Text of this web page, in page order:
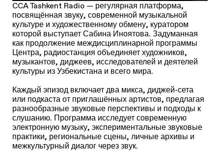
CCA Tashkent Radio — регулярная платформа,
посвящённая звуку, современной музыкальной
культуре и художественному обмену, куратором
которой выступает Сабина Иноятова. Задуманная
как продолжение междисциплинарной программы
Центра, радиостанция объединяет художников,
музыкантов, диджеев, исследователей и деятелей
культуры из Узбекистана и всего мира.
Каждый эпизод включает два микса, диджей-сета
или подкаста от приглашённых артистов, предлагая
разнообразные звуковые перспективы и подходы к
слушанию. Программа исследует современную
электронную музыку, экспериментальные звуковые
практики, региональные сцены, личные архивы и
межкультурный диалог через звук.